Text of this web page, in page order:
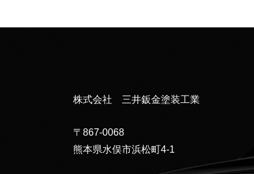
株式会社 三井鈑金塗装工業
〒867-0068
熊本県水俣市浜松町4-1